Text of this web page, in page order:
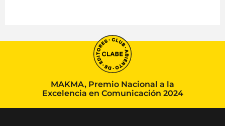
MAKMA, Premio Nacional a la
Excelencia en Comunicación 2024